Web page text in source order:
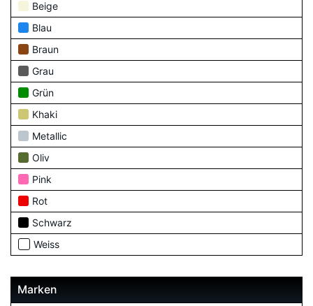
Beige
Blau
Braun
Grau
Grün
Khaki
Metallic
Oliv
Pink
Rot
Schwarz
Weiss
Marken